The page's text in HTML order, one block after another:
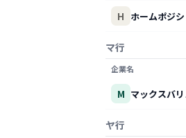
H ホームポジ
マ行
企業名
M マックスバ
ヤ行